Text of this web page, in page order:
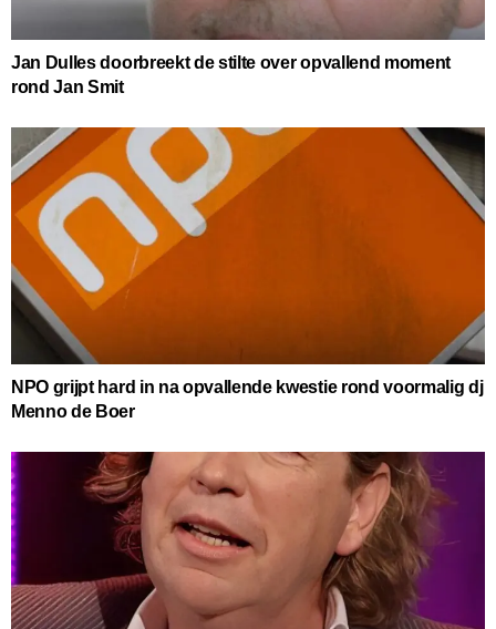
Jan Dulles doorbreekt de stilte over opvallend moment
rond Jan Smit
NPO grijpt hard in na opvallende kwestie rond voormalig dj
Menno de Boer